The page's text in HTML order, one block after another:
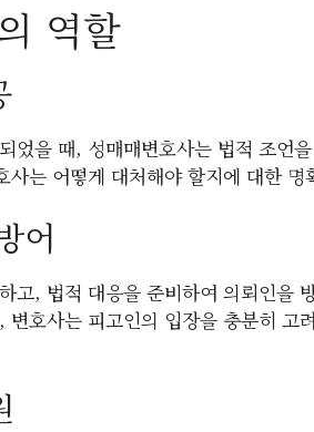
역할
었을 때, 성매매변호사는 법적 조언
는 어떻게 대처해야 할지에 대한 명
어
고, 법적 대응을 준비하여 의뢰인을
호사는 피고인의 입장을 충분히 고